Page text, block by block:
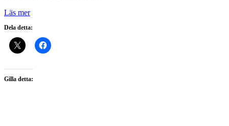
Läs mer
Dela detta:
Gilla detta: